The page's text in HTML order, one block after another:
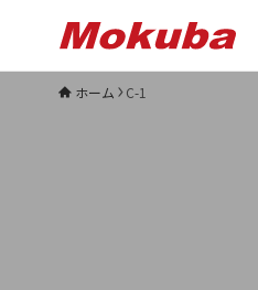
ホーム C-1